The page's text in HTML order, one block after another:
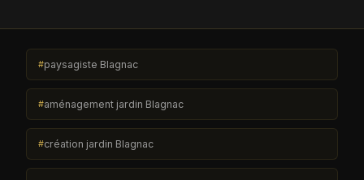
paysagiste Blagnac
aménagement jardin Blagnac
création jardin Blagnac